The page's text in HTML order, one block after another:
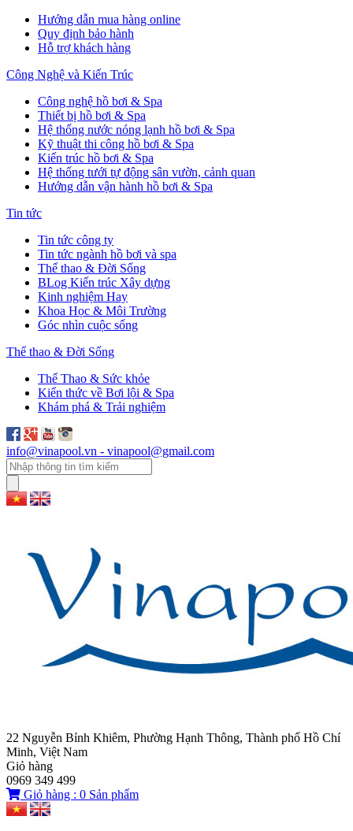
Hướng dẫn mua hàng online
Quy định bảo hành
Hỗ trợ khách hàng
Công Nghệ và Kiến Trúc
Công nghệ hồ bơi & Spa
Thiết bị hồ bơi & Spa
Hệ thống nước nóng lạnh hồ bơi & Spa
Kỹ thuật thi công hồ bơi & Spa
Kiến trúc hồ bơi & Spa
Hệ thống tưới tự động sân vườn, cảnh quan
Hướng dẫn vận hành hồ bơi & Spa
Tin tức
Tin tức công ty
Tin tức ngành hồ bơi và spa
Thể thao & Đời Sống
BLog Kiến trúc Xây dựng
Kinh nghiệm Hay
Khoa Học & Môi Trường
Góc nhìn cuộc sống
Thể thao & Đời Sống
Thể Thao & Sức khỏe
Kiến thức về Bơi lội & Spa
Khám phá & Trải nghiệm
info@vinapool.vn - vinapool@gmail.com
22 Nguyễn Bỉnh Khiêm, Phường Hạnh Thông, Thành phố Hồ Chí
Minh, Việt Nam
Giỏ hàng
0969 349 499
Giỏ hàng : 0 Sản phẩm